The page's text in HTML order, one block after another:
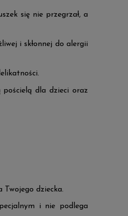
się nie przegrzał, a
i skłonnej do alergii
dla dzieci oraz
dziecka.
i nie podlega